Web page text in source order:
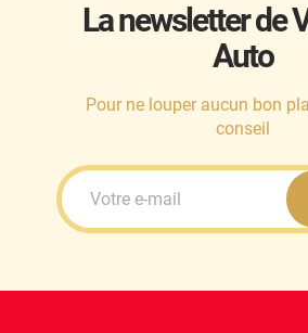
La newsletter de
Auto
Pour ne louper aucun bon
conseil